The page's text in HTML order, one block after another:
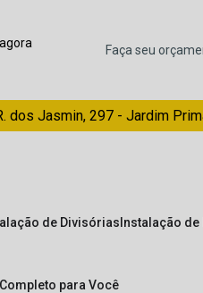
Faça seu
dos Jasmin, 297 - Jardim
de Divisórias Instalação
para Você